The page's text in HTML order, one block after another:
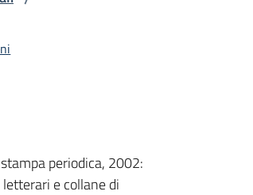
periodica, 2002:
e collane di